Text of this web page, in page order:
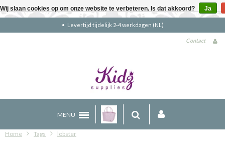
Gratis verzending boven €90 (NL)
Contact
MENU
Home Tags lobster
Wij slaan cookies op om onze website te verbeteren. Is dat akkoord? Ja